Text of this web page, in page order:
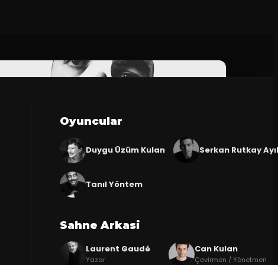
Oyuncular
Duygu Üzüm Kulan Serkan Rutkay
Tanıl Yöntem
Sahne Arkasi
Laurent Gaudé
Yazar
Can Kulan
Çevirmen / Yönetmen